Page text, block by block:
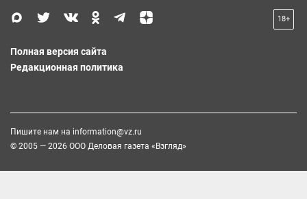
18+
Полная версия сайта
Редакционная политика
Пишите нам на information@vz.ru
© 2005 — 2026 ООО Деловая газета «Взгляд»